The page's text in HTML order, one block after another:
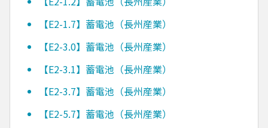
【E2-1.7】蓄電池（長州産業）
【E2-3.0】蓄電池（長州産業）
【E2-3.1】蓄電池（長州産業）
【E2-3.7】蓄電池（長州産業）
【E2-5.7】蓄電池（長州産業）